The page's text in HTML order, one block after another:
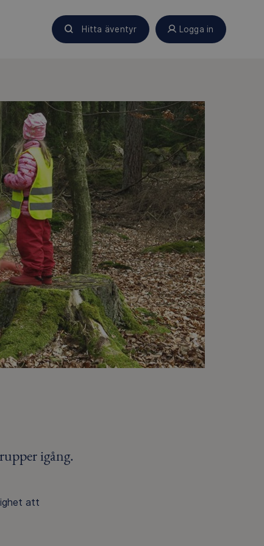
Hitta äventyr Logga in
igång.
att